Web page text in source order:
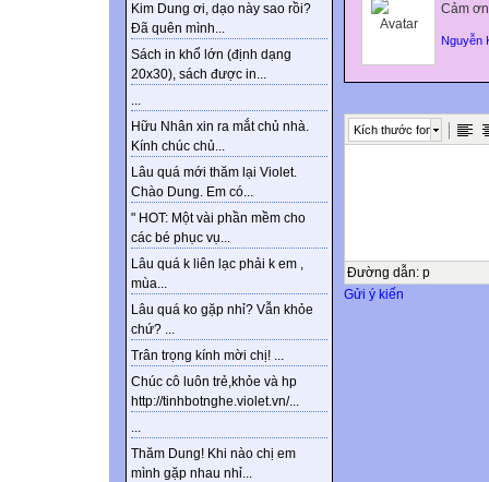
Kim Dung ơi, dạo này sao rồi?
Đã quên mình...
Sách in khổ lớn (định dạng
20x30), sách được in...
...
Hữu Nhân xin ra mắt chủ nhà.
Kính chúc chủ...
Lâu quá mới thăm lại Violet.
Chào Dung. Em có...
" HOT: Một vài phần mềm cho
các bé phục vụ...
Lâu quá k liên lạc phải k em ,
mùa...
Lâu quá ko gặp nhỉ? Vẫn khỏe
chứ? ...
Trân trọng kính mời chị! ...
Chúc cô luôn trẻ,khỏe và hp
http://tinhbotnghe.violet.vn/...
...
Thăm Dung! Khi nào chị em
mình gặp nhau nhỉ...
Cảm
Nguyễn
Kích thước font
Đường dẫn: p
Gửi ý kiến